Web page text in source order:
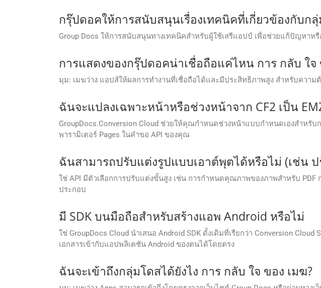
กรุ๊ปดอคให้การสนับสนุนเรื่องเทคนิคที่เกี่ยวข้องกับก
Group Docs ให้การสนับสนุนทางเทคนิคสําหรับผู้ใช้เสรีแอปป์ เพื่อช่วยแก้ปัญหาห
การแสดงของกรุ๊ปดอคน่าเชื่อถือแค่ไหน การ กลับ ใจ
มุม: เมฆว่าง แอปส์ให้ผลการทํางานที่เชื่อถือได้และมีประสิทธิภาพสูง สําหรับควา
ฉันจะแปลงเฉพาะหน้าหรือช่วงหน้าจาก CF2 เป็น
GroupDocs.Conversion Cloud ช่วยให้คุณกำหนดช่วงหน้าแบบกำหนดเองสำหรั
พารามิเตอร์ Pages ในคำขอ API ของคุณ
ฉันสามารถปรับแต่งรูปแบบเอาต์พุตได้หรือไม่ (เช่น
ใช่ API มีตัวเลือกการปรับแต่งขั้นสูง เช่น การกำหนดคุณภาพของภาพสำหรับ
ประกอบ
มี SDK บนมือถือสำหรับสร้างแอพ Android หรือไม่
ใช่ GroupDocs Cloud นำเสนอ Android SDK ดั้งเดิมที่เรียกว่า Conversion
เอกสารเข้ากับแอปพลิเคชัน Android ของตนได้โดยตรง
ฉันจะเข้าถึงกลุ่มโดสได้ยังไง การ กลับ ใจ ของ เมฆ?